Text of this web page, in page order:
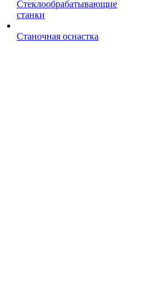
Стеклообрабатывающие
станки
Станочная оснастка